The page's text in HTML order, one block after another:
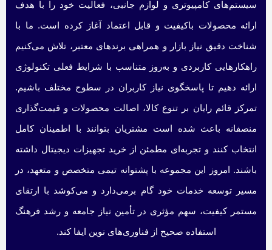
سیستم‌های کامپیوتری و لوازم جانبی، فعالیت خود را با هدف
ارائه محصولات باکیفیت و قابل اعتماد آغاز کرده است. ما با
شناخت دقیق نیاز بازار و همراهی برندهای معتبر، تلاش می‌کنیم
راهکارهایی کاربردی و به‌روز متناسب با شرایط فعلی تکنولوژی
ارائه دهیم تا پاسخگوی نیاز کاربران در سطوح مختلف باشیم.
تمرکز قائم رایان بر تنوع کالا، اصالت محصولات و قیمت‌گذاری
منصفانه باعث شده است مشتریان بتوانند با اطمینان کامل
انتخاب کنند و تجربه‌ای مطمئن از خرید تجهیزات دیجیتال داشته
باشند. امروز این مجموعه با پشتوانه تیمی متخصص و متعهد، در
مسیر توسعه خدمات خود گام برمی‌دارد و می‌کوشد با ارتقای
مستمر کیفیت، سهم مؤثری در تأمین نیاز جامعه و رشد فرهنگ
استفاده صحیح از فناوری‌های نوین ایفا کند.